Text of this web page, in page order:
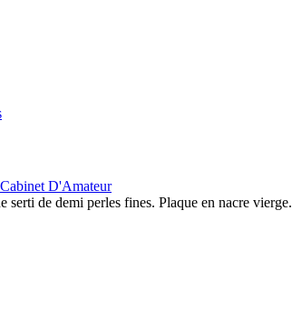
D'Amateur
serti de demi perles fines. Plaque en nacre vierge.